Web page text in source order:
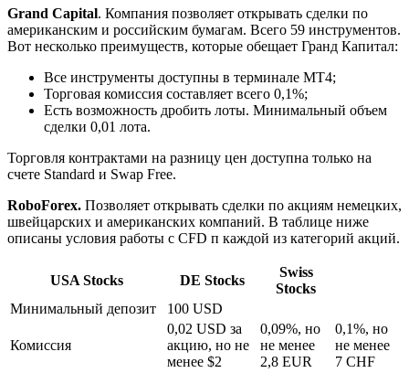
Grand Capital. Компания позволяет открывать сделки по
американским и российским бумагам. Всего 59 инструментов.
Вот несколько преимуществ, которые обещает Гранд Капитал:
Все инструменты доступны в терминале MT4;
Торговая комиссия составляет всего 0,1%;
Есть возможность дробить лоты. Минимальный объем
сделки 0,01 лота.
Торговля контрактами на разницу цен доступна только на
счете Standard и Swap Free.
RoboForex. Позволяет открывать сделки по акциям немецких,
швейцарских и американских компаний. В таблице ниже
описаны условия работы с CFD п каждой из категорий акций.
USA Stocks DE Stocks
Swiss
Stocks
Минимальный депозит
100 USD
Комиссия
0,02 USD за
акцию, но не
менее $2
0,09%, но
не менее
2,8 EUR
0,1%, но
не менее
7 CHF